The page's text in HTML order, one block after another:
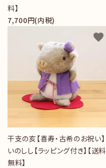
料】
7,700円(内税)
干支の亥【喜寿・古希のお祝い】
いのしし【ラッピング付き】【送料
無料】
favorite